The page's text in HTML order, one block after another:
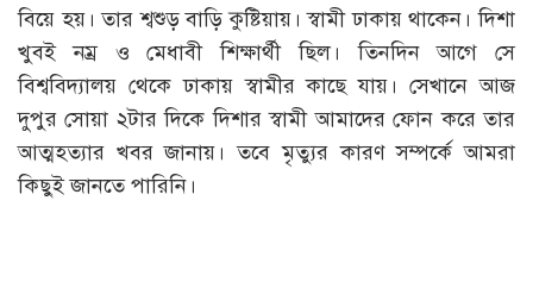
বিয়ে হয়। তার শ্বশুড় বাড়ি কুষ্টিয়ায়। স্বামী ঢাকায় থাকেন। দিশা
খুবই নম্র ও মেধাবী শিক্ষার্থী ছিল। তিনদিন আগে সে
বিশ্ববিদ্যালয় থেকে ঢাকায় স্বামীর কাছে যায়। সেখানে আজ
দুপুর সোয়া ২টার দিকে দিশার স্বামী আমাদের ফোন করে তার
আত্মহত্যার খবর জানায়। তবে মৃত্যুর কারণ সম্পর্কে আমরা
কিছুই জানতে পারিনি।